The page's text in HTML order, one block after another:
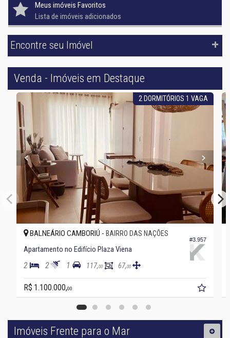
Meus imóveis Favoritos
Lista de imóveis adicionados
Encontre seu Imóvel
Venda - Imóveis em Destaque
2 DORMITÓRIOS 1 VAGA
#3.957
BALNEÁRIO CAMBORIÚ - BAIRRO DAS NAÇÕES
Apartamento no Edifício Plaza Viena
2 2 1 117,00 67,00
R$ 1.100.000,00
Imóveis Frente para o Mar